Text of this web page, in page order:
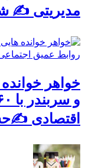
مدیریتی ✍
خواهر
اقتصادی